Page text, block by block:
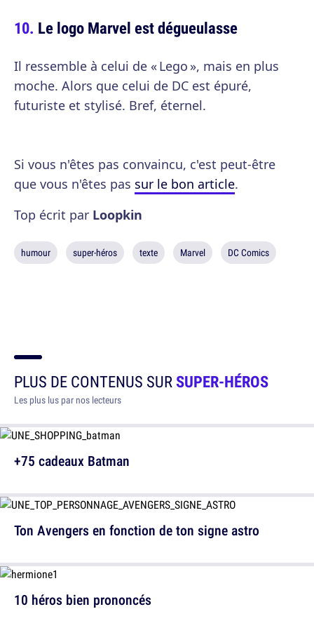
Le logo Marvel est dégueulasse
Il ressemble à celui de « Lego », mais en plus
moche. Alors que celui de DC est épuré,
futuriste et stylisé. Bref, éternel.
Si vous n'êtes pas convaincu, c'est peut-être
que vous n'êtes pas sur le bon article.
Top écrit par Loopkin
humour super-héros texte Marvel DC Comics
PLUS DE CONTENUS SURSUPER-HÉROS
Les plus lus par nos lecteurs
+75 cadeaux Batman
10 héros bien prononcés
Ton Avengers en fonction de ton signe astro